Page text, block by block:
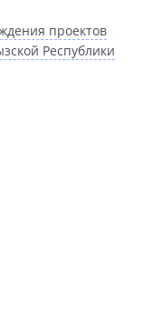
проектов
Республики